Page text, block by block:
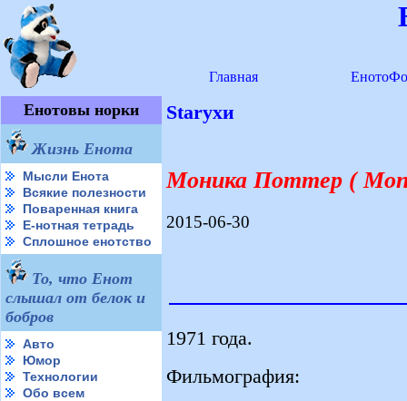
Главная
Енотовы норки
Жизнь Енота
Мысли Енота
Всякие полезности
Поваренная книга
Е-нотная тетрадь
Сплошное енотство
То, что Енот
слышал от белок и
бобров
Авто
Юмор
Технологии
Обо всем
Starухи
Моника Поттер (
2015-06-30
1971 года.
Фильмография: